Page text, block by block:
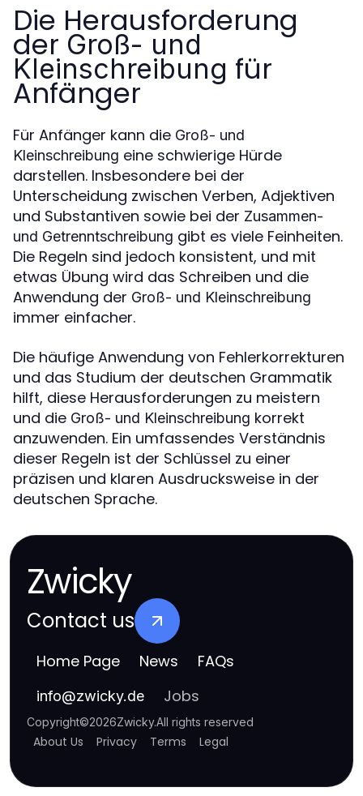
Die Herausforderung
der Groß- und
Kleinschreibung für
Anfänger
Für Anfänger kann die Groß- und
Kleinschreibung eine schwierige Hürde
darstellen. Insbesondere bei der
Unterscheidung zwischen Verben, Adjektiven
und Substantiven sowie bei der Zusammen-
und Getrenntschreibung gibt es viele Feinheiten.
Die Regeln sind jedoch konsistent, und mit
etwas Übung wird das Schreiben und die
Anwendung der Groß- und Kleinschreibung
immer einfacher.
Die häufige Anwendung von Fehlerkorrekturen
und das Studium der deutschen Grammatik
hilft, diese Herausforderungen zu meistern
und die Groß- und Kleinschreibung korrekt
anzuwenden. Ein umfassendes Verständnis
dieser Regeln ist der Schlüssel zu einer
präzisen und klaren Ausdrucksweise in der
deutschen Sprache.
Zwicky
Contact us
Home Page News FAQs
info@zwicky.de Jobs
Copyright©2026Zwicky.All rights reserved
About Us Privacy Terms Legal